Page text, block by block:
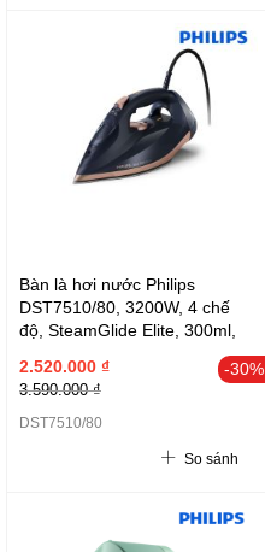
Bàn là hơi nước Philips
DST7510/80, 3200W, 4 chế
độ, SteamGlide Elite, 300ml,
-30%
2.520.000 ₫
3.590.000 ₫
DST7510/80
So sánh